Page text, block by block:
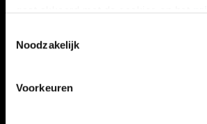
Noodzakelijk
Voorkeuren
ACTIVITEITEN